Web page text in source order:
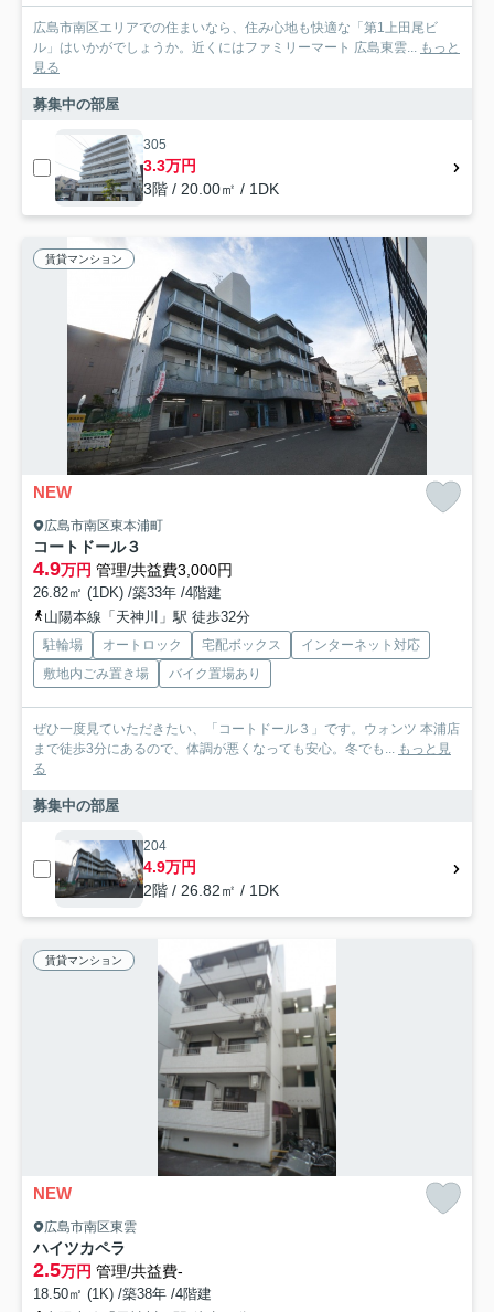
広島市南区エリアでの住まいなら、住み心地も快適な「第1上田尾ビ
ル」はいかがでしょうか。近くにはファミリーマート 広島東雲... もっと
見る
募集中の部屋
305
3.3万円
3階 / 20.00㎡ / 1DK
賃貸マンション
NEW
広島市南区東本浦町
コートドール３
4.9万円 管理/共益費3,000円
26.82㎡ (1DK) /築33年 /4階建
山陽本線「天神川」駅 徒歩32分
駐輪場 オートロック 宅配ボックス
インターネット対応
敷地内ごみ置き場
バイク置場あり
ぜひ一度見ていただきたい、「コートドール３」です。ウォンツ 本浦店
まで徒歩3分にあるので、体調が悪くなっても安心。冬でも... もっと見
る
募集中の部屋
204
4.9万円
2階 / 26.82㎡ / 1DK
賃貸マンション
NEW
広島市南区東雲
ハイツカペラ
2.5万円 管理/共益費-
18.50㎡ (1K) /築38年 /4階建